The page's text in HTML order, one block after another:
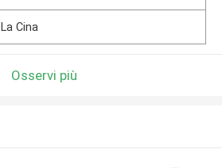
La Cina
Osservi più